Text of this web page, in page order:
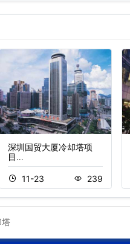
深圳国贸大厦冷却塔项
目…
11-23 239
塔